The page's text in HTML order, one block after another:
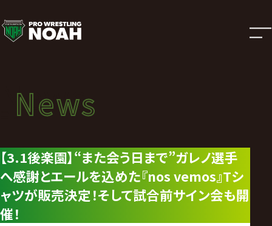
ニ
ュ
ー
ス
|
プ
ロ
News
ニュース
News
【3.1後楽園】“また会う日まで”ガレノ選手
へ感謝とエールを込めた『nos vemos』Tシ
ャツが販売決定！そして試合前サイン会も開
催！